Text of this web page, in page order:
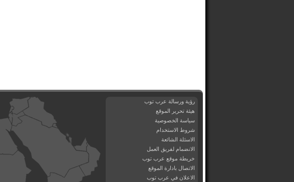
رؤية ورسالة عرب توب
هيئة تحرير الموقع
سياسة الخصوصية
شروط الاستخدام
الاسئلة الشائعة
الانضمام لفريق العمل
خريطة موقع عرب توب
الاتصال بادارة الموقع
الاعلان في عرب توب